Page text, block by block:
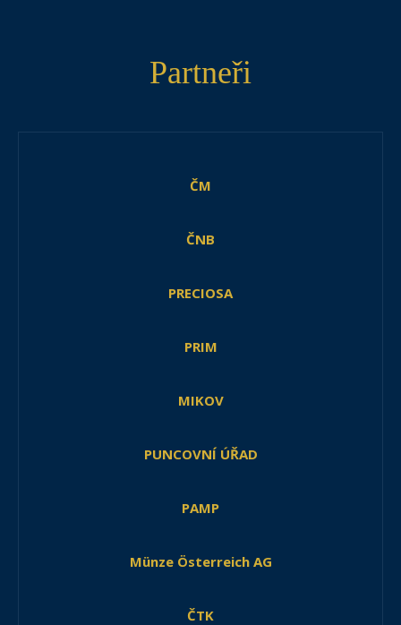
Partneři
ČM
ČNB
PRECIOSA
PRIM
MIKOV
PUNCOVNÍ ÚŘAD
PAMP
Münze Österreich AG
ČTK